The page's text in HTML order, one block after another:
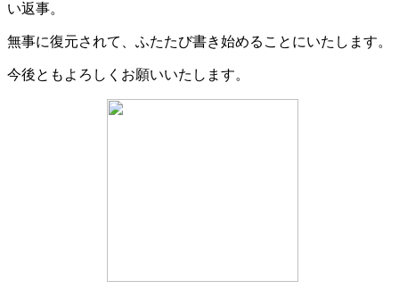
い返事。
無事に復元されて、ふたたび書き始めることにいたします。
今後ともよろしくお願いいたします。